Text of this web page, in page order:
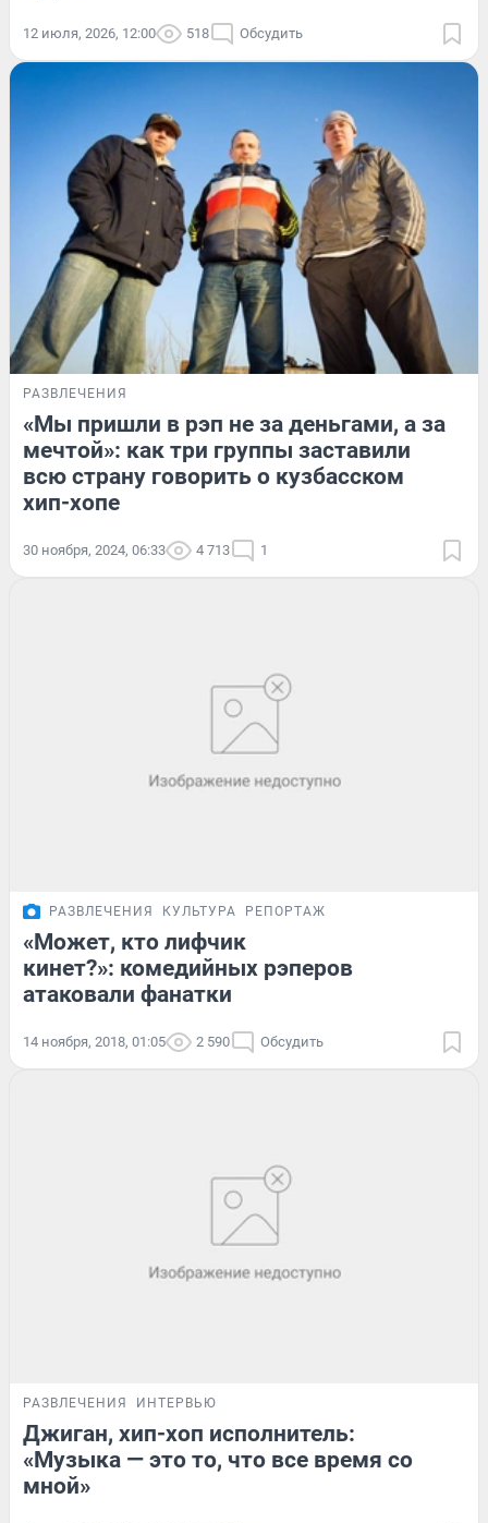
12 июля, 2026, 12:00 518 Обсудить
РАЗВЛЕЧЕНИЯ
«Мы пришли в рэп не за деньгами, а за
мечтой»: как три группы заставили
всю страну говорить о кузбасском
хип-хопе
30 ноября, 2024, 06:33 4 713 1
РАЗВЛЕЧЕНИЯ КУЛЬТУРА РЕПОРТАЖ
«Может, кто лифчик
кинет?»: комедийных рэперов
атаковали фанатки
14 ноября, 2018, 01:05 2 590 Обсудить
РАЗВЛЕЧЕНИЯ ИНТЕРВЬЮ
Джиган, хип-хоп исполнитель:
«Музыка — это то, что все время со
мной»